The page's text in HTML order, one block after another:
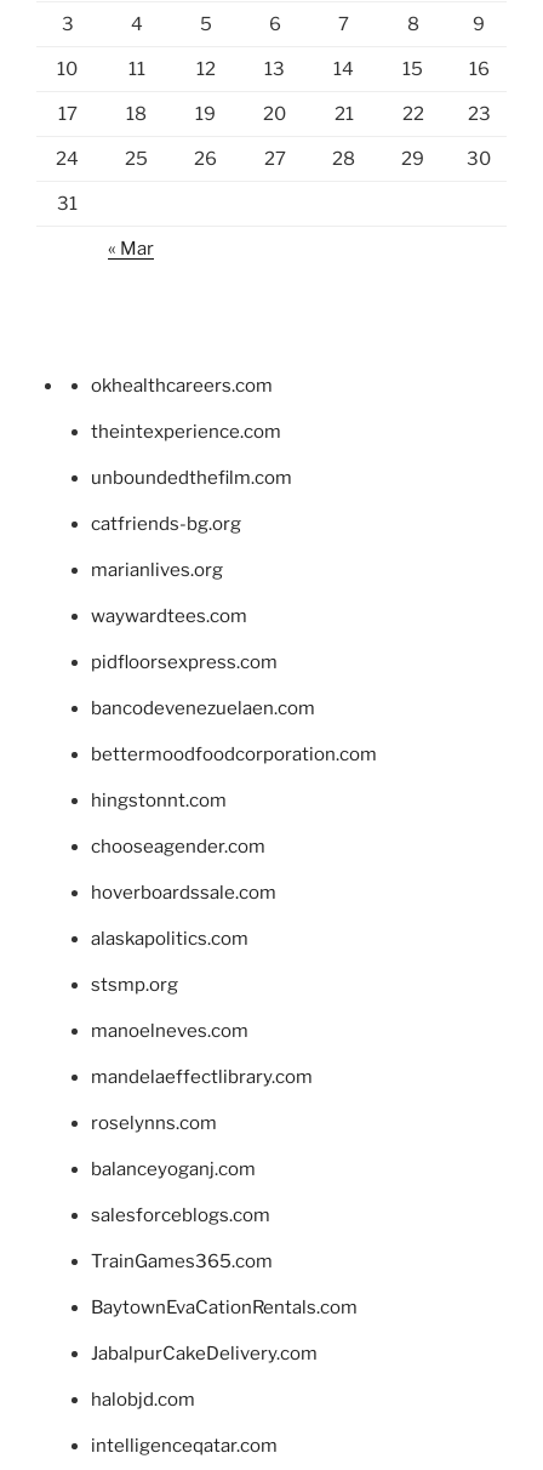
3 4 5 6 7 8 9
10 11 12 13 14 15 16
17 18 19 20 21 22 23
24 25 26 27 28 29 30
31
« Mar
okhealthcareers.com
theintexperience.com
unboundedthefilm.com
catfriends-bg.org
marianlives.org
waywardtees.com
pidfloorsexpress.com
bancodevenezuelaen.com
bettermoodfoodcorporation.com
hingstonnt.com
chooseagender.com
hoverboardssale.com
alaskapolitics.com
stsmp.org
manoelneves.com
mandelaeffectlibrary.com
roselynns.com
balanceyoganj.com
salesforceblogs.com
TrainGames365.com
BaytownEvaCationRentals.com
JabalpurCakeDelivery.com
halobjd.com
intelligenceqatar.com